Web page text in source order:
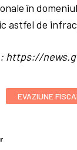
în
astfel de
EVAZIUNE